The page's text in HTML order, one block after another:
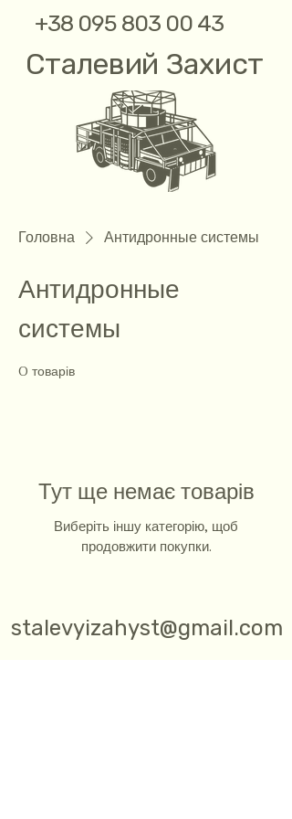
Сталевий Захист
+38 095 803 00 43
Головна Антидронные системы
Антидронные
системы
0 товарів
Тут ще немає товарів
Виберіть іншу категорію, щоб
продовжити покупки.
stalevyizahyst@gmail.com